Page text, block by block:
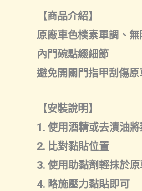
【商品介紹】
原廠車色樸素單調、
內門碗點綴細節
避免開關門指甲刮傷原
【安裝說明】
1. 使用酒精或去漬油
2. 比對黏貼位置
3. 使用助黏劑輕抹於
4. 略施壓力黏貼即可